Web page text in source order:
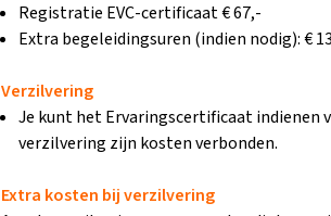
Registratie EVC-certificaat € 67,-
Extra begeleidingsuren (indien nodig): €
Verzilvering
Je kunt het Ervaringscertificaat indienen
verzilvering zijn kosten verbonden.
Extra kosten bij verzilvering